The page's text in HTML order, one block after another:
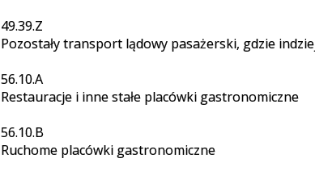
49.39.Z
Pozostały transport lądowy pasażerski, gdzie
56.10.A
Restauracje i inne stałe placówki gastronomiczne
56.10.B
Ruchome placówki gastronomiczne